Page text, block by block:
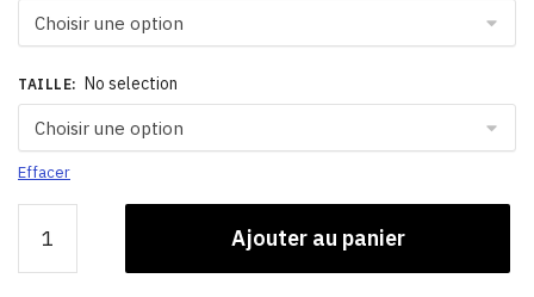
TAILLE: No selection
Effacer
Casquette
Ajouter au panier